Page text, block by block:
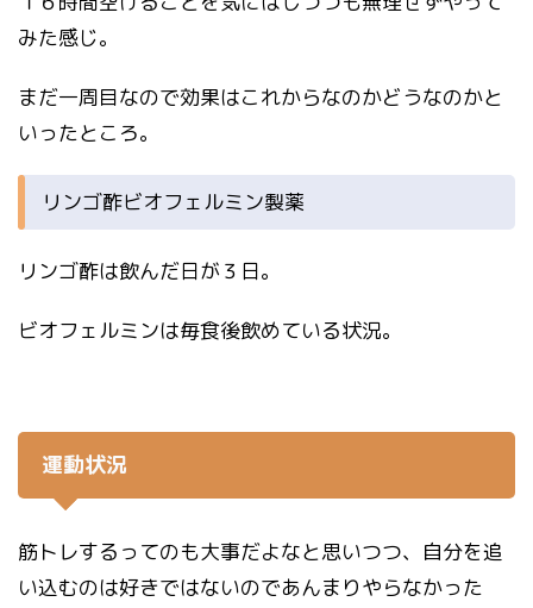
みた感じ。
まだ一周目なので効果はこれからなのかどうなのかと
いったところ。
リンゴ酢ビオフェルミン製薬
リンゴ酢は飲んだ日が３日。
ビオフェルミンは毎食後飲めている状況。
運動状況
筋トレするってのも大事だよなと思いつつ、自分を追
い込むのは好きではないのであんまりやらなかった